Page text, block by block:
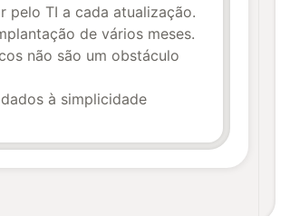
pelo TI a cada atualização.
de vários meses.
não são um obstáculo
à simplicidade